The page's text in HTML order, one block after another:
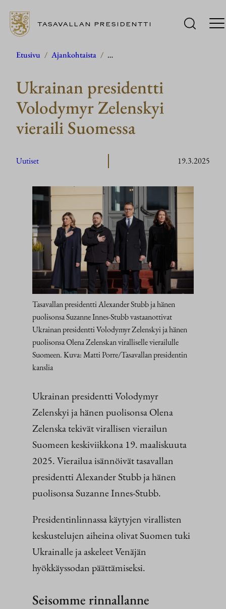
Siirry
TASAVALLAN PRESIDENTTI
Etusivu / Ajankohtaista / …
Ukrainan presidentti
Volodymyr Zelenskyi
vieraili Suomessa
Uutiset 19.3.2025
Tasavallan presidentti Alexander Stubb ja hänen
puolisonsa Suzanne Innes-Stubb vastaanottivat
Ukrainan presidentti Volodymyr Zelenskyi ja hänen
puolisonsa Olena Zelenskan viralliselle vierailulle
Suomeen. Kuva: Matti Porre/Tasavallan presidentin
kanslia
Ukrainan presidentti Volodymyr
Zelenskyi ja hänen puolisonsa Olena
Zelenska tekivät virallisen vierailun
Suomeen keskiviikkona 19. maaliskuuta
2025. Vierailua isännöivät tasavallan
presidentti Alexander Stubb ja hänen
puolisonsa Suzanne Innes-Stubb.
Presidentinlinnassa käytyjen virallisten
keskustelujen aiheina olivat Suomen tuki
Ukrainalle ja askeleet Venäjän
hyökkäyssodan päättämiseksi.
Seisomme rinnallanne